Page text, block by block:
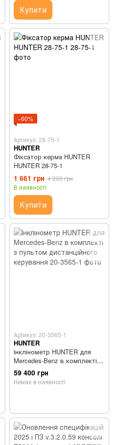
Купити
−60%
Артикул: 28-75-1
HUNTER
Фіксатор керма HUNTER
HUNTER 28-75-1
1 661 грн 4 200 грн
В наявності
Купити
Артикул: 20-3565-1
HUNTER
Інклінометр HUNTER для
Mercedes-Benz в комплекті з
пультом дистанційного
керування
59 400 грн
Немає в наявності